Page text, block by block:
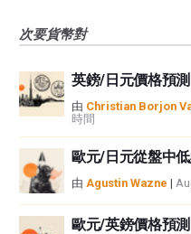
次要貨幣對
英鎊/日元價格預
由 Christian Borjon
時間
歐元/日元從盤中
由 Agustin Wazne |
歐元/英鎊價格預